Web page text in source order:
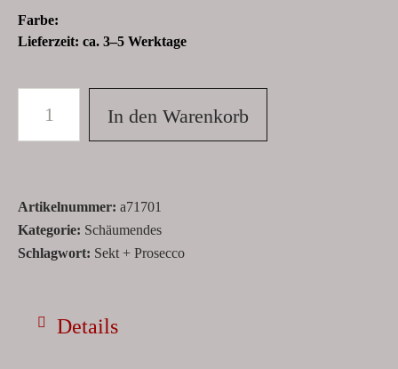
Farbe:
Lieferzeit: ca. 3–5 Werktage
In den Warenkorb
Artikelnummer: a71701
Kategorie: Schäumendes
Schlagwort: Sekt + Prosecco
Details